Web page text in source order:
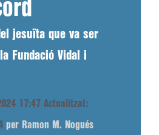
jesuïta que va ser
Fundació Vidal i
17:47 Actualitzat:
per Ramon M. Nogués